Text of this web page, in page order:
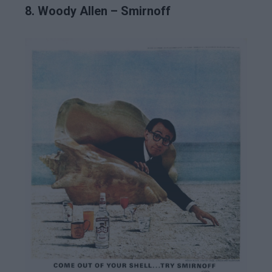
8. Woody Allen – Smirnoff